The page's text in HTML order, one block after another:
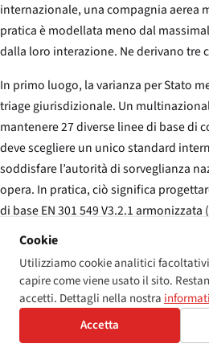
internazionale, una compagnia aerea
pratica è modellata meno dal
dalla loro interazione. Ne derivano tre
In primo luogo, la varianza per Stato
triage giurisdizionale. Un
mantenere 27 diverse linee di base di
deve scegliere un unico standard
soddisfare l’autorità di sorveglianza
opera. In pratica, ciò significa
di base EN 301 549 V3.2.1 armonizzata
sempre più per EN 301 549 V4 / WCAG
standard multipli è uno dei driver
convergenza dell’EAA verso un unico
In secondo luogo, il diritto di azione
anche una piattaforma europea
Cookie
Utilizziamo cookie analitici
capire come viene usato il sito.
accetti. Dettagli nella nostra
Accetta